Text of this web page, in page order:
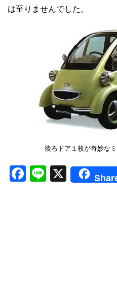
は至りませんでした。
後ろドア１枚が奇妙な
F
Li
X